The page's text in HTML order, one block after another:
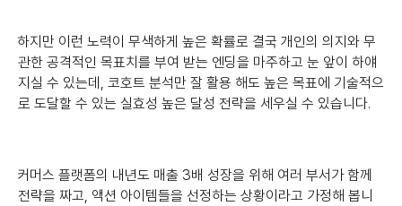
하지만 이런 노력이 무색하게 높은 확률로 결국 개인의 의지와 무
관한 공격적인 목표치를 부여 받는 엔딩을 마주하고 눈 앞이 하얘
지실 수 있는데, 코호트 분석만 잘 활용 해도 높은 목표에 기술적으
로 도달할 수 있는 실효성 높은 달성 전략을 세우실 수 있습니다.
커머스 플랫폼의 내년도 매출 3배 성장을 위해 여러 부서가 함께
전략을 짜고, 액션 아이템들을 선정하는 상황이라고 가정해 봅니